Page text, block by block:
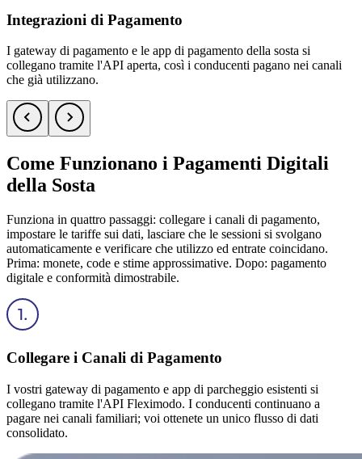
Integrazioni di Pagamento
I gateway di pagamento e le app di pagamento della sosta si
collegano tramite l'API aperta, così i conducenti pagano nei canali
che già utilizzano.
Come Funzionano i Pagamenti Digitali
della Sosta
Funziona in quattro passaggi: collegare i canali di pagamento,
impostare le tariffe sui dati, lasciare che le sessioni si svolgano
automaticamente e verificare che utilizzo ed entrate coincidano.
Prima: monete, code e stime approssimative. Dopo: pagamento
digitale e conformità dimostrabile.
Collegare i Canali di Pagamento
I vostri gateway di pagamento e app di parcheggio esistenti si
collegano tramite l'API Fleximodo. I conducenti continuano a
pagare nei canali familiari; voi ottenete un unico flusso di dati
consolidato.